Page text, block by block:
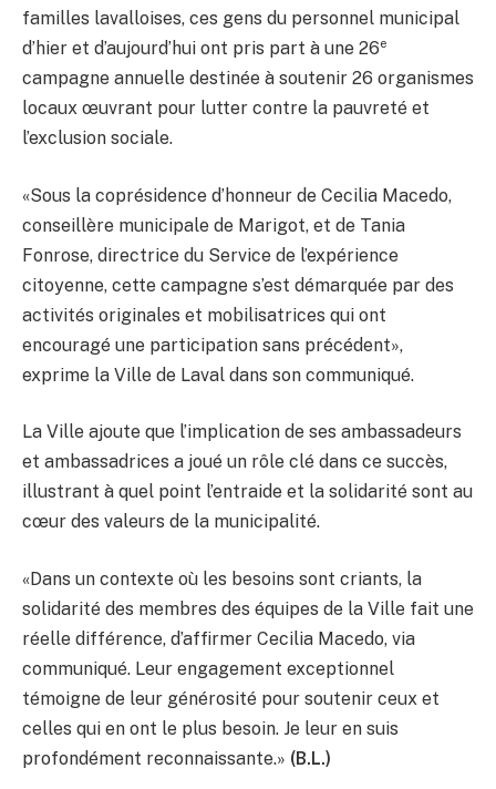
familles lavalloises, ces gens du personnel municipal
d’hier et d’aujourd’hui ont pris part à une 26e
campagne annuelle destinée à soutenir 26 organismes
locaux œuvrant pour lutter contre la pauvreté et
l’exclusion sociale.
«Sous la coprésidence d’honneur de Cecilia Macedo,
conseillère municipale de Marigot, et de Tania
Fonrose, directrice du Service de l’expérience
citoyenne, cette campagne s’est démarquée par des
activités originales et mobilisatrices qui ont
encouragé une participation sans précédent»,
exprime la Ville de Laval dans son communiqué.
La Ville ajoute que l’implication de ses ambassadeurs
et ambassadrices a joué un rôle clé dans ce succès,
illustrant à quel point l’entraide et la solidarité sont au
cœur des valeurs de la municipalité.
«Dans un contexte où les besoins sont criants, la
solidarité des membres des équipes de la Ville fait une
réelle différence, d’affirmer Cecilia Macedo, via
communiqué. Leur engagement exceptionnel
témoigne de leur générosité pour soutenir ceux et
celles qui en ont le plus besoin. Je leur en suis
profondément reconnaissante.» (B.L.)